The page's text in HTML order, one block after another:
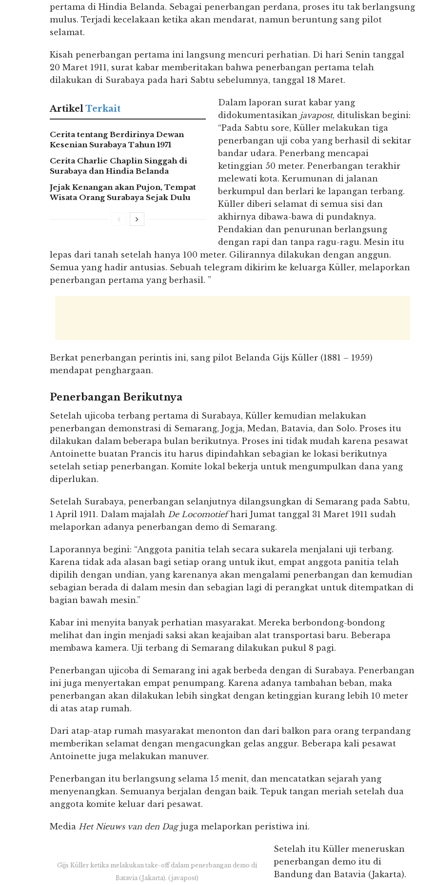
pertama di Hindia Belanda. Sebagai penerbangan perdana, proses itu tak berlangsung
mulus. Terjadi kecelakaan ketika akan mendarat, namun beruntung sang pilot
selamat.
Kisah penerbangan pertama ini langsung mencuri perhatian. Di hari Senin tanggal
20 Maret 1911, surat kabar memberitakan bahwa penerbangan pertama telah
dilakukan di Surabaya pada hari Sabtu sebelumnya, tanggal 18 Maret.
ArtikelTerkait
Cerita tentang Berdirinya Dewan
Kesenian Surabaya Tahun 1971
Cerita Charlie Chaplin Singgah di
Surabaya dan Hindia Belanda
Jejak Kenangan akan Pujon, Tempat
Wisata Orang Surabaya Sejak Dulu
Dalam laporan surat kabar yang
didokumentasikan javapost, dituliskan begini:
“Pada Sabtu sore, Küller melakukan tiga
penerbangan uji coba yang berhasil di sekitar
bandar udara. Penerbang mencapai
ketinggian 50 meter. Penerbangan terakhir
melewati kota. Kerumunan di jalanan
berkumpul dan berlari ke lapangan terbang.
Küller diberi selamat di semua sisi dan
akhirnya dibawa-bawa di pundaknya.
Pendakian dan penurunan berlangsung
dengan rapi dan tanpa ragu-ragu. Mesin itu
lepas dari tanah setelah hanya 100 meter. Gilirannya dilakukan dengan anggun.
Semua yang hadir antusias. Sebuah telegram dikirim ke keluarga Küller, melaporkan
penerbangan pertama yang berhasil. ”
Berkat penerbangan perintis ini, sang pilot Belanda Gijs Küller (1881 – 1959)
mendapat penghargaan.
Penerbangan Berikutnya
Setelah ujicoba terbang pertama di Surabaya, Küller kemudian melakukan
penerbangan demonstrasi di Semarang, Jogja, Medan, Batavia, dan Solo. Proses itu
dilakukan dalam beberapa bulan berikutnya. Proses ini tidak mudah karena pesawat
Antoinette buatan Prancis itu harus dipindahkan sebagian ke lokasi berikutnya
setelah setiap penerbangan. Komite lokal bekerja untuk mengumpulkan dana yang
diperlukan.
Setelah Surabaya, penerbangan selanjutnya dilangsungkan di Semarang pada Sabtu,
1 April 1911. Dalam majalah De Locomotiefhari Jumat tanggal 31 Maret 1911 sudah
melaporkan adanya penerbangan demo di Semarang.
Laporannya begini: “Anggota panitia telah secara sukarela menjalani uji terbang.
Karena tidak ada alasan bagi setiap orang untuk ikut, empat anggota panitia telah
dipilih dengan undian, yang karenanya akan mengalami penerbangan dan kemudian
sebagian berada di dalam mesin dan sebagian lagi di perangkat untuk ditempatkan di
bagian bawah mesin.”
Kabar ini menyita banyak perhatian masyarakat. Mereka berbondong-bondong
melihat dan ingin menjadi saksi akan keajaiban alat transportasi baru. Beberapa
membawa kamera. Uji terbang di Semarang dilakukan pukul 8 pagi.
Penerbangan ujicoba di Semarang ini agak berbeda dengan di Surabaya. Penerbangan
ini juga menyertakan empat penumpang. Karena adanya tambahan beban, maka
penerbangan akan dilakukan lebih singkat dengan ketinggian kurang lebih 10 meter
di atas atap rumah.
Dari atap-atap rumah masyarakat menonton dan dari balkon para orang terpandang
memberikan selamat dengan mengacungkan gelas anggur. Beberapa kali pesawat
Antoinette juga melakukan manuver.
Penerbangan itu berlangsung selama 15 menit, dan mencatatkan sejarah yang
menyenangkan. Semuanya berjalan dengan baik. Tepuk tangan meriah setelah dua
anggota komite keluar dari pesawat.
Media Het Nieuws van den Dagjuga melaporkan peristiwa ini.
Gijs Küller ketika melakukan take-off dalam penerbangan demo di
Batavia (Jakarta). (javapost)
Setelah itu Küller meneruskan
penerbangan demo itu di
Bandung dan Batavia (Jakarta).